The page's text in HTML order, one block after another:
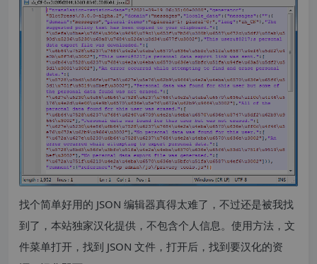
找个简单好用的 JSON 编辑器真得太难了，不过还是被我找
到了，本站独家汉化提供，不包含个人信息。使用方法，文
件菜单打开，找到 JSON 文件，打开后，找到要汉化的资